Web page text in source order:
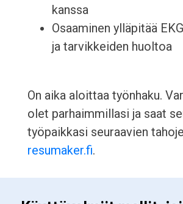
kanssa
Osaaminen ylläpitää
ja tarvikkeiden huoltoa
On aika aloittaa työnhaku.
olet parhaimmillasi ja saat
työpaikkasi seuraavien
resumaker.fi.